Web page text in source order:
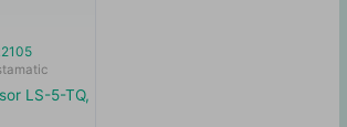
LS-5-TQ,